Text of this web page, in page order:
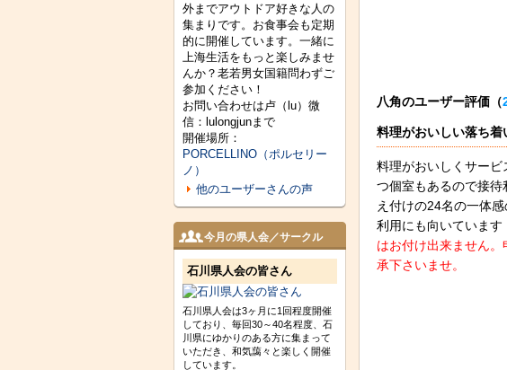
外までアウトドア好きな人の
集まりです。お食事会も定期
的に開催しています。一緒に
上海生活をもっと楽しみませ
んか？老若男女国籍問わずご
参加ください！
お問い合わせは卢（lu）微
信：lulongjunまで
開催場所：
PORCELLINO（ポルセリー
ノ）
他のユーザーさんの声
今月の県人会／サークル
石川県人会の皆さん
石川県人会は3ヶ月に1回程度開催
しており、毎回30～40名程度、石
川県にゆかりのある方に集まって
いただき、和気藹々と楽しく開催
しています。
八角のユーザー評価（
料理がおいしい落ち
料理がおいしくサー
つ個室もあるので接
え付けの24名の一体
利用にも向いています
はお付け出来ません
承下さいませ。